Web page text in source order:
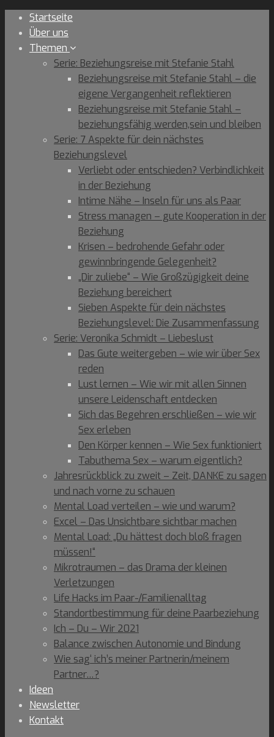
Skip
content
Startseite
Über uns
Themen
Serie: Beziehungsreise mit Stefanie Stahl
Beziehungsreise mit Stefanie Stahl – die
eigene Vergangenheit reflektieren
Beziehungsreise mit Stefanie Stahl –
beziehungsfähig werden,sein und bleiben
Serie: 7 Aspekte für dein nächstes
Beziehungslevel
Verliebt oder entschieden? Verbindlichkeit
in der Beziehung
Intime Nähe – Inseln für uns als Paar
Stress managen – gute Kooperation in der
Beziehung
Krisen – bedrohende Gefahr oder
gewinnbringende Gelegenheit?
„Dir zuliebe“ – Wie Großzügigkeit deine
Beziehung bereichert
Sieben Aspekte für dein nächstes
Beziehungslevel: Die Zusammenfassung
Serie: Veronika Schmidt – Liebeslust
Das Gute weitergeben – wie wir über Sex
reden
Lust lernen – Wie wir mit allen Sinnen
unsere Leidenschaft entdecken
Sich das Begehren erschließen – wie wir
Sex erleben
Den Körper kennen – Wie Sex funktioniert
Tabuthema Sex – warum eigentlich?
Jahresrückblick zu zweit – Zeit, DANKE zu sagen
und nach vorne zu schauen
Mental Load verteilen – wie und warum?
Excel – Das Unsichtbare sichtbar machen
Mental Load: „Du hättest doch bloß fragen
müssen!“
Mikrotraumen – das Drama der kleinen
Verletzungen
Life Hacks im Paar-/Familienalltag
Standortbestimmung für deine Paarbeziehung
Ich – Du – Wir 2021
Balance zwischen Autonomie und Bindung
Wie sag‘ ich’s meiner Partnerin/meinem
Partner…?
Ideen
Newsletter
Kontakt